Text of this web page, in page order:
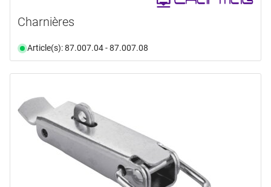
Charnières
Article(s): 87.007.04 - 87.007.08